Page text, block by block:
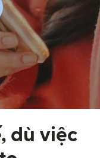
dù việc